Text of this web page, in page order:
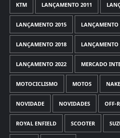
KTM LANÇAMENTO 2011
LANÇAMENTO 2015 LANÇAMENTO
LANÇAMENTO 2018 LANÇAMENTO
LANÇAMENTO 2022 MERCADO
MOTOCICLISMO MOTOS
NOVIDADE NOVIDADES OFF-
ROYAL ENFIELD SCOOTER